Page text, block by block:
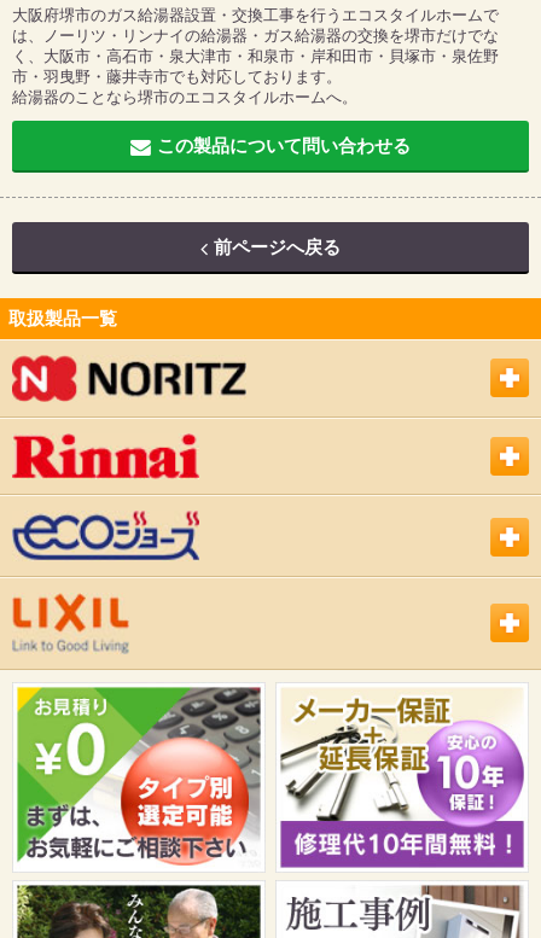
大阪府堺市のガス給湯器設置・交換工事を行うエコスタイルホームで
は、ノーリツ・リンナイの給湯器・ガス給湯器の交換を堺市だけでな
く、大阪市・高石市・泉大津市・和泉市・岸和田市・貝塚市・泉佐野
市・羽曳野・藤井寺市でも対応しております。
給湯器のことなら堺市のエコスタイルホームへ。
この製品について問い合わせる
前ページへ戻る
取扱製品一覧